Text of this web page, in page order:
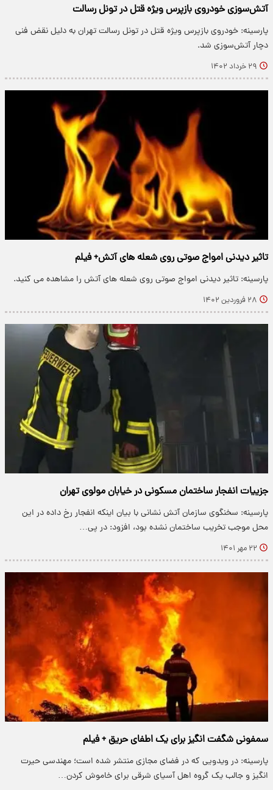
آتش‌‌سوزی خودروی بازپرس ویژه قتل در تونل رسالت
پارسینه: خودروی بازپرس ویژه قتل در تونل رسالت تهران به دلیل نقض فنی
دچار آتش‌سوزی شد.
۲۹ خرداد ۱۴۰۲
تاثیر دیدنی امواج صوتی روی شعله های آتش+ فیلم
پارسینه: تاثیر دیدنی امواج صوتی روی شعله های آتش را مشاهده می کنید.
۲۸ فروردین ۱۴۰۲
جزییات انفجار ساختمان مسکونی در خیابان مولوی تهران
پارسینه: سخنگوی سازمان آتش نشانی با بیان اینکه انفجار رخ داده در این
محل موجب تخریب ساختمان نشده بود، افزود: در پی…
۲۲ مهر ۱۴۰۱
سمفونی شگفت‌ انگیز برای یک اطفای حریق + فیلم
پارسینه: در ویدویی که در فضای مجازی منتشر شده است؛ مهندسی حیرت
انگیز و جالب یک گروه اهل آسیای شرقی برای خاموش کردن…